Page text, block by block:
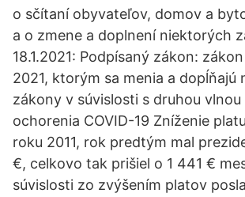
o sčítaní obyvateľov, domov a
a o zmene a doplnení niektorých
18.1.2021: Podpísaný zákon:
2021, ktorým sa menia a dopĺňajú
zákony v súvislosti s druhou vlnou
ochorenia COVID-19 Zníženie
roku 2011, rok predtým mal
€, celkovo tak prišiel o 1 441 €
súvislosti zo zvýšením platov